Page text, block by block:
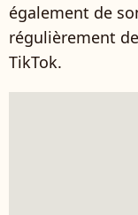
également de
régulièrement
TikTok.